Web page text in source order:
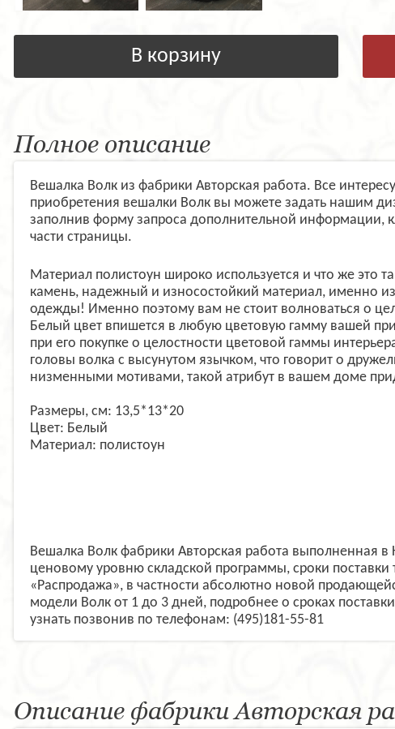
В корзину
Полное описание
Вешалка Волк из фабрики Авторская работа. Все
приобретения вешалки Волк вы можете задать нашим
заполнив форму запроса дополнительной информации,
части страницы.
Материал полистоун широко используется и что же это
камень, надежный и износостойкий материал, именно
одежды! Именно поэтому вам не стоит волноваться о
Белый цвет впишется в любую цветовую гамму вашей
при его покупке о целостности цветовой гаммы
головы волка с высунутом язычком, что говорит о
низменными мотивами, такой атрибут в вашем доме
Размеры, см: 13,5*13*20
Цвет: Белый
Материал: полистоун
Вешалка Волк фабрики Авторская работа выполненная в
ценовому уровню складской программы, сроки поставки
«Распродажа», в частности абсолютно новой
модели Волк от 1 до 3 дней, подробнее о сроках
узнать позвонив по телефонам: (495)181-55-81
Описание фабрики Авторская